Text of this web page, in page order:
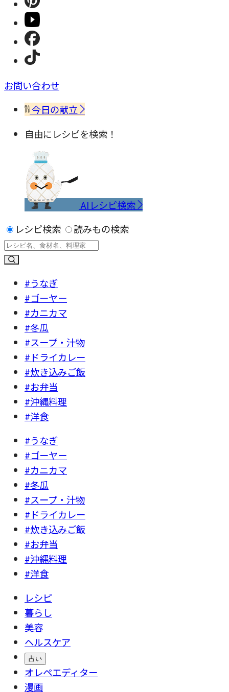
お問い合わせ
今日の献立
自由にレシピを検索！
AIレシピ検索
レシピ検索
読みもの検索
#うなぎ
#ゴーヤー
#カニカマ
#冬瓜
#スープ・汁物
#ドライカレー
#炊き込みご飯
#お弁当
#沖縄料理
#洋食
#うなぎ
#ゴーヤー
#カニカマ
#冬瓜
#スープ・汁物
#ドライカレー
#炊き込みご飯
#お弁当
#沖縄料理
#洋食
レシピ
暮らし
美容
ヘルスケア
占い
オレペエディター
漫画